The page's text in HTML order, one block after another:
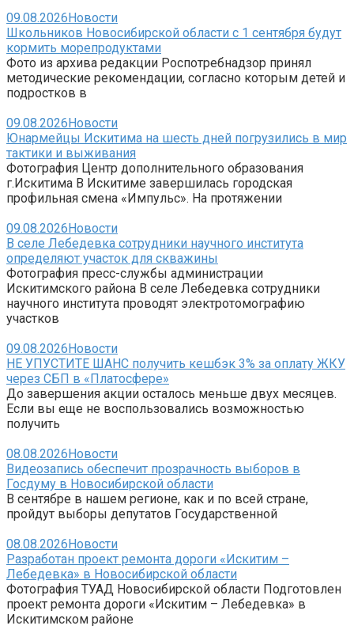
09.08.2026Новости
Школьников Новосибирской области с 1 сентября будут
кормить морепродуктами
Фото из архива редакции Роспотребнадзор принял
методические рекомендации, согласно которым детей и
подростков в
09.08.2026Новости
Юнармейцы Искитима на шесть дней погрузились в мир
тактики и выживания
Фотография Центр дополнительного образования
г.Искитима В Искитиме завершилась городская
профильная смена «Импульс». На протяжении
09.08.2026Новости
В селе Лебедевка сотрудники научного института
определяют участок для скважины
Фотография пресс-службы администрации
Искитимского района В селе Лебедевка сотрудники
научного института проводят электротомографию
участков
09.08.2026Новости
НЕ УПУСТИТЕ ШАНС получить кешбэк 3% за оплату ЖКУ
через СБП в «Платосфере»
До завершения акции осталось меньше двух месяцев.
Если вы еще не воспользовались возможностью
получить
08.08.2026Новости
Видеозапись обеспечит прозрачность выборов в
Госдуму в Новосибирской области
В сентябре в нашем регионе, как и по всей стране,
пройдут выборы депутатов Государственной
08.08.2026Новости
Разработан проект ремонта дороги «Искитим –
Лебедевка» в Новосибирской области
Фотография ТУАД Новосибирской области Подготовлен
проект ремонта дороги «Искитим – Лебедевка» в
Искитимском районе